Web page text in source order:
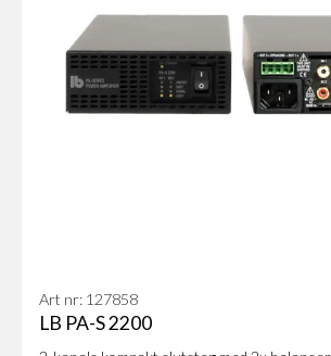
Art nr: 127858
LB PA-S 2200